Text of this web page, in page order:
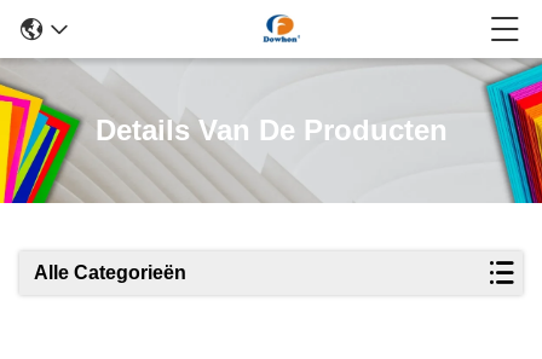
Details Van De Producten
Alle Categorieën